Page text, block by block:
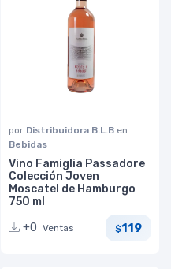
por Distribuidora B.L.B en
Bebidas
Vino Famiglia Passadore
Colección Joven
Moscatel de Hamburgo
750 ml
+0 Ventas $119